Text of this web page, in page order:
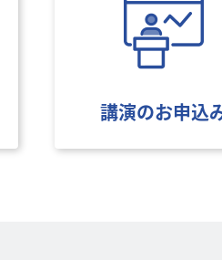
講演のお申込